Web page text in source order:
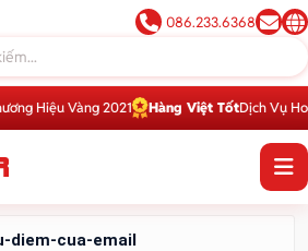
086.233.6368
Hiệu Vàng 2021 Hàng Việt TốtDịch Vụ Hoàn
diem-cua-email